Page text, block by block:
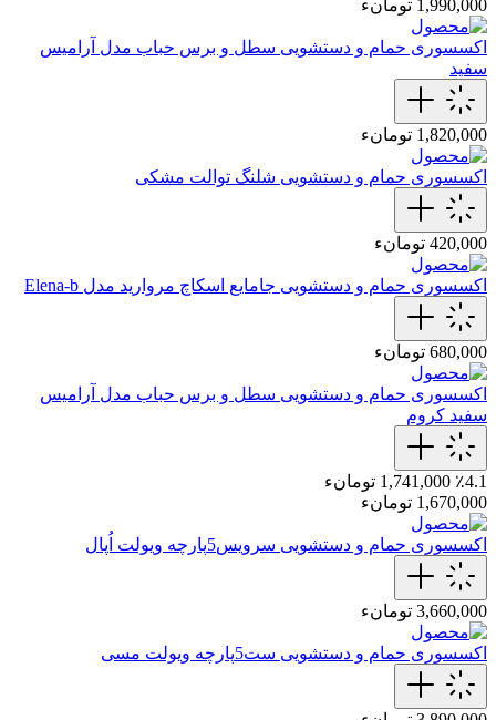
1,990,000 تومانء
اکسسوری حمام و دستشویی سطل و برس حباب مدل آرامیس
سفید
1,820,000 تومانء
اکسسوری حمام و دستشویی شلنگ توالت مشکی
420,000 تومانء
اکسسوری حمام و دستشویی جامایع اسکاچ مروارید مدل Elena-b
680,000 تومانء
اکسسوری حمام و دستشویی سطل و برس حباب مدل آرامیس
سفید کروم
٪4.1 1,741,000 تومانء
1,670,000 تومانء
اکسسوری حمام و دستشویی سرویس‌5‌پارچه‌ ویولت اُپال
3,660,000 تومانء
اکسسوری حمام و دستشویی ست‌5‌پارچه‌ ویولت مسی